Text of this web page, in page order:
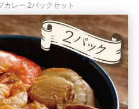
カレー 2パックセット